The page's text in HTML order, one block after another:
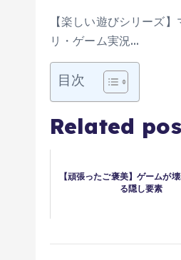
【楽しい遊びシリーズ
リ・ゲーム実況…
目次
Related
【頑張ったご褒美】ゲームが
る隠し要素